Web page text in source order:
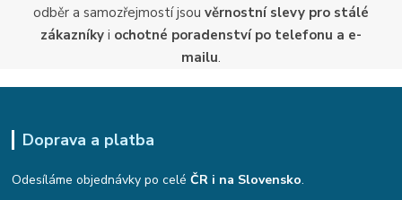
odběr a samozřejmostí jsou věrnostní slevy pro stálé
zákazníky i ochotné poradenství po telefonu a e-
mailu.
Doprava a platba
Odesíláme objednávky po celéČR i na Slovensko.